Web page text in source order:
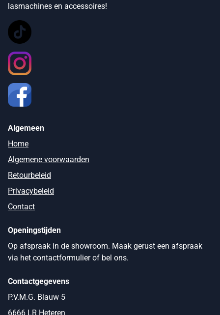
lasmachines en accessoires!
Algemeen
Home
Algemene voorwaarden
Retourbeleid
Privacybeleid
Contact
Openingstijden
Op afspraak in de showroom. Maak gerust een afspraak
via het contactformulier of bel ons.
Contactgegevens
P.V.M.G. Blauw 5
6666 LR Heteren